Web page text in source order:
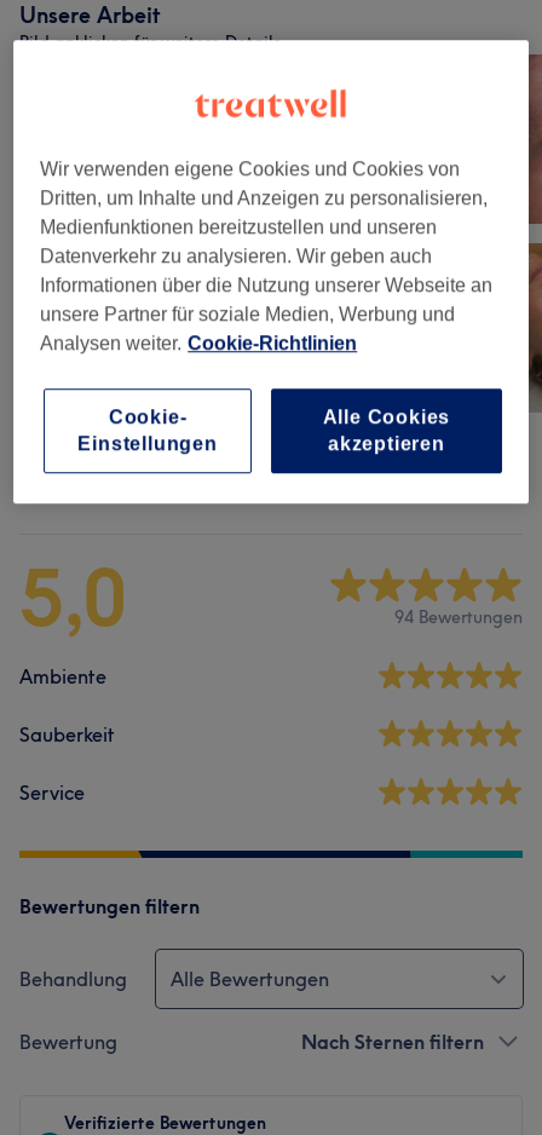
Unsere Arbeit
Bild anklicken für weitere Details
5,0 94 Bewertungen
Ambiente
Sauberkeit
Service
Bewertungen filtern
Behandlung Alle Bewertungen
Bewertung Nach Sternen filtern
Verifizierte Bewertungen
Wir verwenden eigene Cookies und Cookies von
Dritten, um Inhalte und Anzeigen zu personalisieren,
Medienfunktionen bereitzustellen und unseren
Datenverkehr zu analysieren. Wir geben auch
Informationen über die Nutzung unserer Webseite an
unsere Partner für soziale Medien, Werbung und
Analysen weiter. Cookie-Richtlinien
Cookie-
Einstellungen
Alle Cookies
akzeptieren